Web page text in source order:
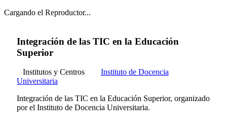
Cargando el Reproductor...
Integración de las TIC en la Educación
Superior
Institutos y Centros
Instituto de Docencia
Universitaria
Integración de las TIC en la Educación Superior, organizado
por el Instituto de Docencia Universitaria.